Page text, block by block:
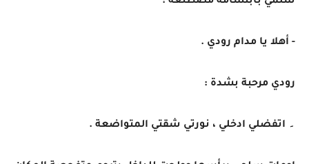
- أهلا يا مدام رودي .
رودي مرحبة بشدة :
۔ اتفضلي ادخلي ، نورتي شقتي المتواضعة .